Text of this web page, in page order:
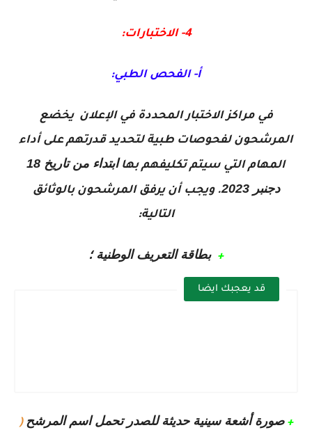
4- الاختبارات:
أ- الفحص الطبي:
في مراكز الاختبار المحددة في الإعلان يخضع
المرشحون لفحوصات طبية لتحديد قدرتهم على أداء
المهام التي سيتم تكليفهم بها
ابتداء من تاريخ 18
دجنبر 2023
.ويجب أن يرفق المرشحون بالوثائق
التالية:
+ بطاقة التعريف الوطنية ؛
قد يعجبك ايضا
+صورة أشعة سينية حديثة للصدر تحمل اسم المرشح (